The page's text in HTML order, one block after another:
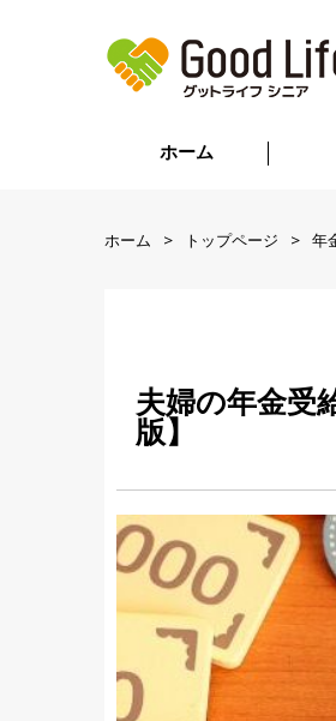
ホーム
ホーム トップページ 年
夫婦の年金受
版】